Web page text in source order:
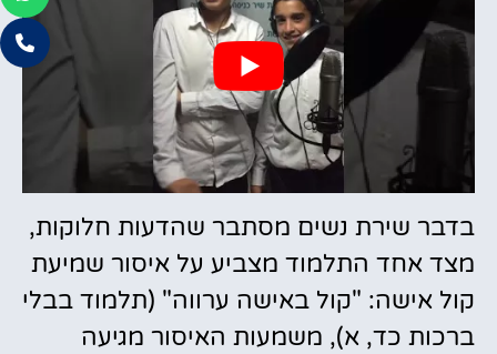
בדבר שירת נשים מסתבר שהדעות חלוקות,
מצד אחד התלמוד מצביע על איסור שמיעת
קול אישה: "קול באישה ערווה" (תלמוד בבלי
ברכות כד, א), משמעות האיסור מגיעה